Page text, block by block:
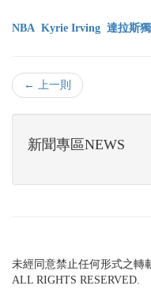
NBA Kyrie Irving 達拉斯
← 上一則
新聞專區NEWS
未經同意禁止任何形式之轉
ALL RIGHTS RESERVED.